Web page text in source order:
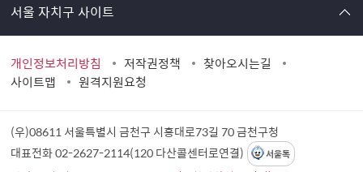
서울 자치구 사이트
개인정보처리방침 저작권정책
찾아오시는길
사이트맵
원격지원요청
(우)08611 서울특별시 금천구 시흥대로73길 70금천구청
대표전화 02-2627-2114(120 다산콜센터로연결)
서울톡